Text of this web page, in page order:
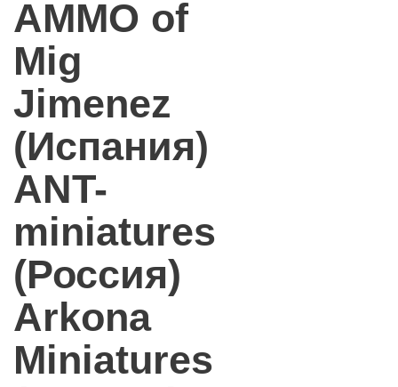
AMMO of
Mig
Jimenez
(Испания)
ANT-
miniatures
(Россия)
Arkona
Miniatures